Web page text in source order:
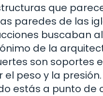
que
paredes de las
buscaban
de la
son soportes
peso y la
estás a punto de